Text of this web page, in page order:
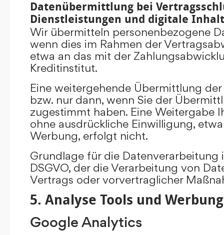
Datenübermittlung bei
Dienstleistungen und digitale
Wir übermitteln personenbezogene
wenn dies im Rahmen der
etwa an das mit der
Kreditinstitut.
Eine weitergehende Übermittlung
bzw. nur dann, wenn Sie der
zugestimmt haben. Eine Weitergabe
ohne ausdrückliche Einwilligung,
Werbung, erfolgt nicht.
Grundlage für die Datenverarbeitung
DSGVO, der die Verarbeitung von
Vertrags oder vorvertraglicher
5. Analyse Tools und Werbung
Google Analytics